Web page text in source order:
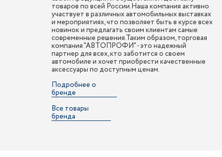
товаров по всей России.Наша компания активно
участвует в различных автомобильных выставках
и мероприятиях, что позволяет быть в курсе всех
новинок и предлагать своим клиентам самые
современные решения.Таким образом, торговая
компания "АВТОПРОФИ" - это надежный
партнер для всех, кто заботится о своем
автомобиле и хочет приобрести качественные
аксессуары по доступным ценам.
Подробнее о
бренде
Все товары
бренда